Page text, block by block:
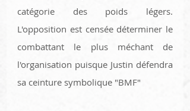
catégorie des poids légers.
L'opposition est censée déterminer le
combattant le plus méchant de
l'organisation puisque Justin défendra
sa ceinture symbolique "BMF"